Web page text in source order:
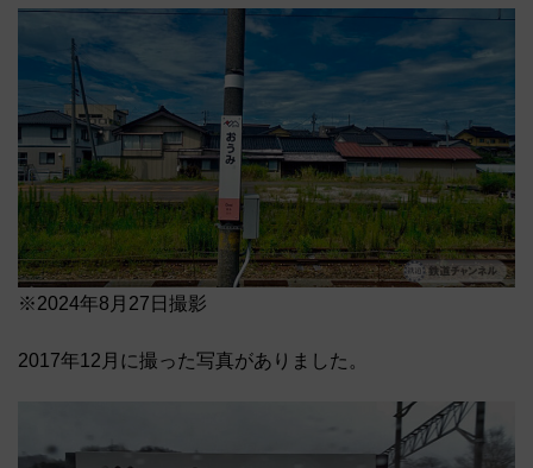
※2024年8月27日撮影
2017年12月に撮った写真がありました。